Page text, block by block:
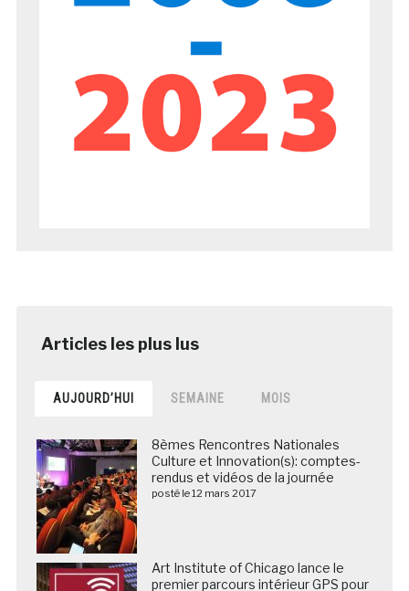
AUJOURD’HUI SEMAINE MOIS
8èmes Rencontres Nationales
Culture et Innovation(s): comptes-
rendus et vidéos de la journée
posté le 12 mars 2017
Art Institute of Chicago lance le
premier parcours intérieur GPS pour